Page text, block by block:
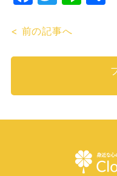
< 前の記事へ